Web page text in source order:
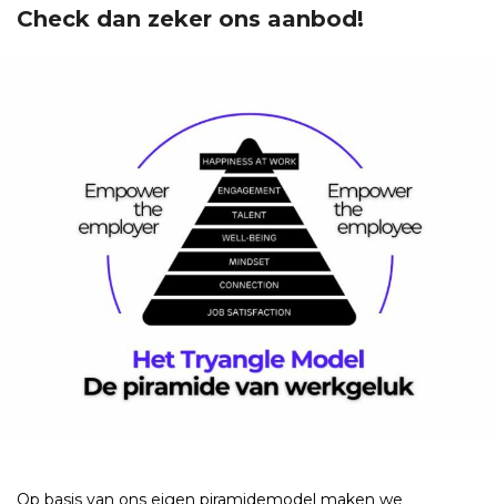
Check dan zeker ons aanbod!
Op basis van ons eigen piramidemodel maken we